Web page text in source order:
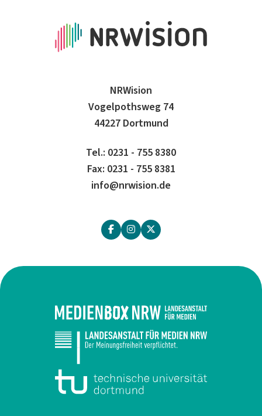
NRWision
Vogelpothsweg 74
44227 Dortmund
Tel.: 0231 - 755 8380
Fax: 0231 - 755 8381
info@nrwision.de